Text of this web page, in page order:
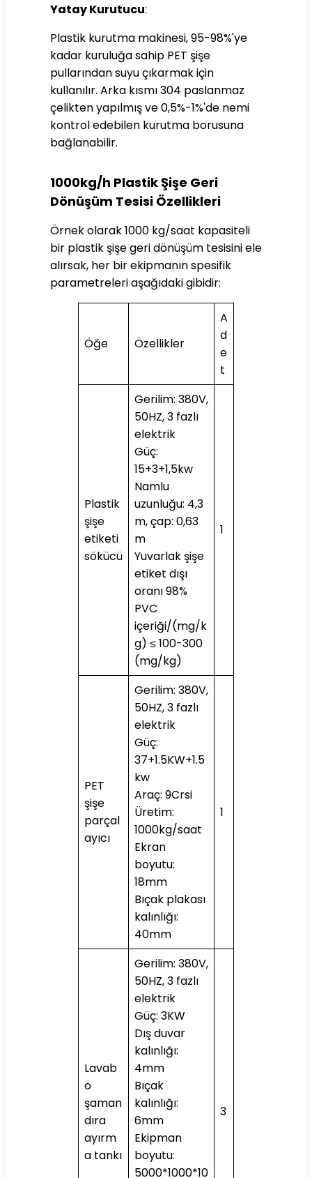
Yatay Kurutucu:
Plastik kurutma makinesi, 95-98%'ye
kadar kuruluğa sahip PET şişe
pullarından suyu çıkarmak için
kullanılır. Arka kısmı 304 paslanmaz
çelikten yapılmış ve 0,5%-1%'de nemi
kontrol edebilen kurutma borusuna
bağlanabilir.
1000kg/h Plastik Şişe Geri
Dönüşüm Tesisi Özellikleri
Örnek olarak 1000 kg/saat kapasiteli
bir plastik şişe geri dönüşüm tesisini ele
alırsak, her bir ekipmanın spesifik
parametreleri aşağıdaki gibidir:
Öğe Özellikler
A
d
e
t
Plastik
şişe
etiketi
sökücü
Gerilim: 380V,
50HZ, 3 fazlı
elektrik
Güç:
15+3+1,5kw
Namlu
uzunluğu: 4,3
m, çap: 0,63
m
Yuvarlak şişe
etiket dışı
oranı 98%
PVC
içeriği/(mg/k
g) ≤ 100-300
(mg/kg)
1
PET
şişe
parçal
ayıcı
Gerilim: 380V,
50HZ, 3 fazlı
elektrik
Güç:
37+1.5KW+1.5
kw
Araç: 9Crsi
Üretim:
1000kg/saat
Ekran
boyutu:
18mm
Bıçak plakası
kalınlığı:
40mm
1
Lavab
o
şaman
dıra
ayırm
a tankı
Gerilim: 380V,
50HZ, 3 fazlı
elektrik
Güç: 3KW
Dış duvar
kalınlığı:
4mm
Bıçak
kalınlığı:
6mm
Ekipman
boyutu:
5000*1000*10
3